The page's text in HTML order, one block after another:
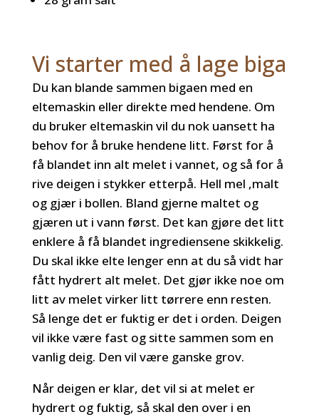
Vi starter med å lage biga
Du kan blande sammen bigaen med en
eltemaskin eller direkte med hendene. Om
du bruker eltemaskin vil du nok uansett ha
behov for å bruke hendene litt. Først for å
få blandet inn alt melet i vannet, og så for å
rive deigen i stykker etterpå. Hell mel ,malt
og gjær i bollen. Bland gjerne maltet og
gjæren ut i vann først. Det kan gjøre det litt
enklere å få blandet ingrediensene skikkelig.
Du skal ikke elte lenger enn at du så vidt har
fått hydrert alt melet. Det gjør ikke noe om
litt av melet virker litt tørrere enn resten.
Så lenge det er fuktig er det i orden. Deigen
vil ikke være fast og sitte sammen som en
vanlig deig. Den vil være ganske grov.
Når deigen er klar, det vil si at melet er
hydrert og fuktig, så skal den over i en